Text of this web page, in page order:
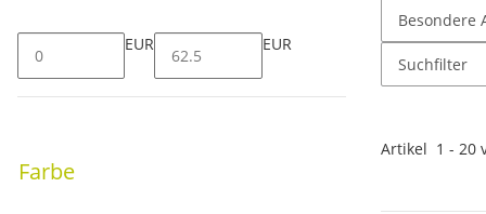
Besondere
Suchfilter
Artikel 1 - 20
EUR EUR
Farbe